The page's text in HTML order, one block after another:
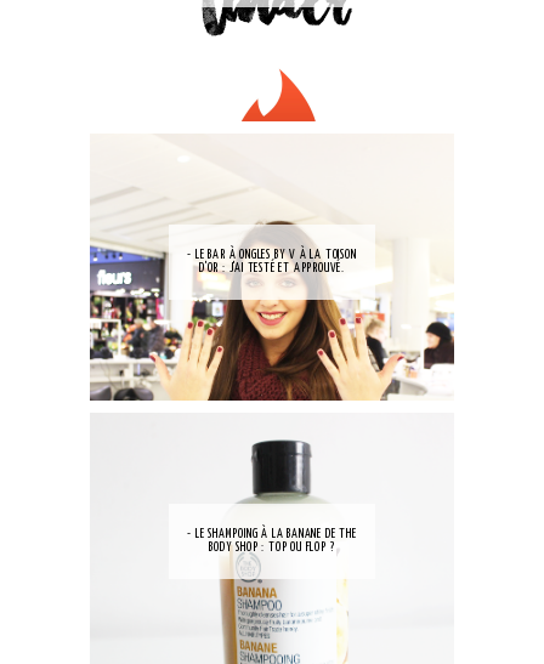
- LE BAR À ONGLES BY V À LA TOISON
D'OR : J'AI TESTÉ ET APPROUVÉ.
- LE SHAMPOING À LA BANANE DE THE
BODY SHOP : TOP OU FLOP ?